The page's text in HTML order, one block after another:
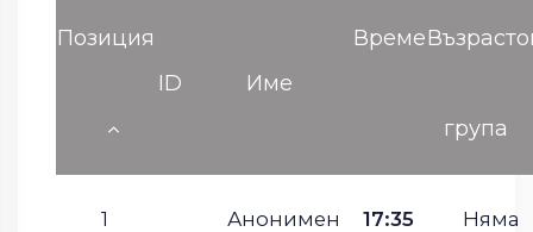
Позиция
ID
Име
Време
група
1 Анонимен 17:35 Няма